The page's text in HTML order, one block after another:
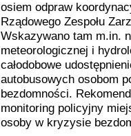
osiem odpraw
Rządowego Zespołu
Wskazywano tam m.in.
meteorologicznej i
całodobowe
autobusowych osobom
bezdomności.
monitoring policyjny
osoby w kryzysie